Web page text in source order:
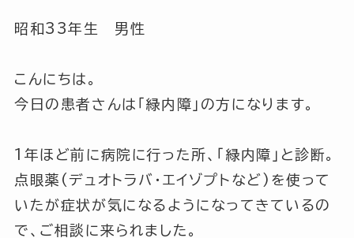
昭和33年生 男性
こんにちは。
今日の患者さんは「緑内障」の方になります。
1年ほど前に病院に行った所、「緑内障」と診断。
点眼薬(デュオトラバ・エイゾプトなど)を使って
いたが症状が気になるようになってきているの
で、ご相談に来られました。